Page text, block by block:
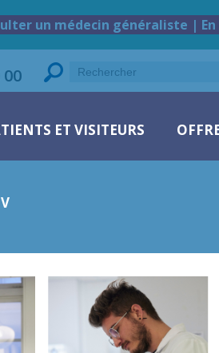
un médecin généraliste | En
00
ET VISITEURS